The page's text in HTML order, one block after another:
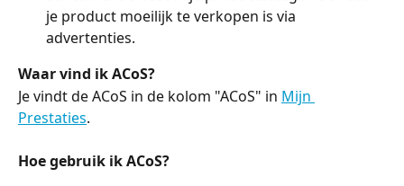
je product moeilijk te verkopen is via
advertenties.
Waar vind ik ACoS?
Je vindt de ACoS in de kolom "ACoS" in Mijn
Prestaties.
Hoe gebruik ik ACoS?